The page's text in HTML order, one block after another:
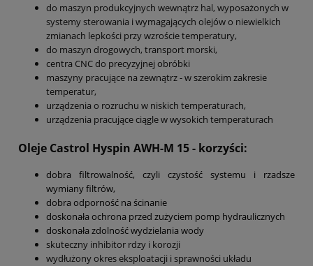
do maszyn produkcyjnych wewnątrz hal, wyposażonych w
systemy sterowania i wymagających olejów o niewielkich
zmianach lepkości przy wzroście temperatury,
do maszyn drogowych, transport morski,
centra CNC do precyzyjnej obróbki
maszyny pracujące na zewnątrz - w szerokim zakresie
temperatur,
urządzenia o rozruchu w niskich temperaturach,
urządzenia pracujące ciągle w wysokich temperaturach
Oleje Castrol Hyspin AWH-M 15 - korzyści:
dobra filtrowalność, czyli czystość systemu i rzadsze
wymiany filtrów,
dobra odporność na ścinanie
doskonała ochrona przed zużyciem pomp hydraulicznych
doskonała zdolność wydzielania wody
skuteczny inhibitor rdzy i korozji
wydłużony okres eksploatacji i sprawności układu